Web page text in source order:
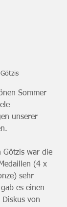
Sommer
unserer
Götzis war die
(4 x
sehr
es einen
Diskus von